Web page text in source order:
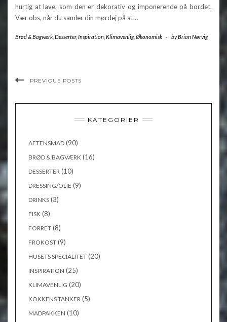
hurtig at lave, som den er dekorativ og imponerende på bordet.
Vær obs, når du samler din mørdej på at…
Brød & Bagværk Desserter, Inspiration Klimavenlig, Økonomisk - byBrian Nørvig
PREVIOUS POSTS
KATEGORIER
AFTENSMAD (90)
BRØD & BAGVÆRK (16)
DESSERTER (10)
DRESSING/OLIE (9)
DRINKS (3)
FISK (8)
FORRET (8)
FROKOST (9)
HUSETS SPECIALITET (20)
INSPIRATION (25)
KLIMAVENLIG (20)
KOKKENS TANKER (5)
MADPAKKEN (10)